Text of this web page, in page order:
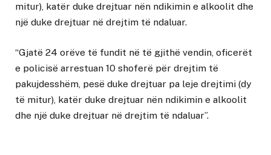
mitur), katër duke drejtuar nën ndikimin e alkoolit dhe
një duke drejtuar në drejtim të ndaluar.
“Gjatë 24 orëve të fundit në të gjithë vendin, oficerët
e policisë arrestuan 10 shoferë për drejtim të
pakujdesshëm, pesë duke drejtuar pa leje drejtimi (dy
të mitur), katër duke drejtuar nën ndikimin e alkoolit
dhe një duke drejtuar në drejtim të ndaluar”.